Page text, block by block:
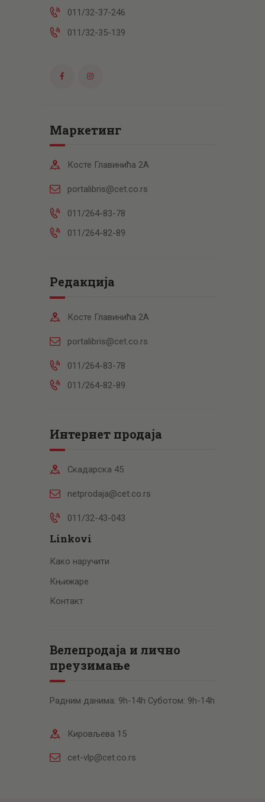
011/32-37-246
011/32-35-139
Маркетинг
Косте Главинића 2А
portalibris@cet.co.rs
011/264-83-78
011/264-82-89
Редакција
Косте Главинића 2А
portalibris@cet.co.rs
011/264-83-78
011/264-82-89
Интернет продаја
Скадарска 45
netprodaja@cet.co.rs
011/32-43-043
Linkovi
Како наручити
Књижаре
Контакт
Велепродаја и лично
преузимање
Радним данима: 9h-14h Суботом: 9h-14h
Кировљева 15
cet-vlp@cet.co.rs